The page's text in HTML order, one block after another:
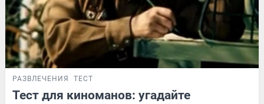
РАЗВЛЕЧЕНИЯ ТЕСТ
Тест для киноманов: угадайте